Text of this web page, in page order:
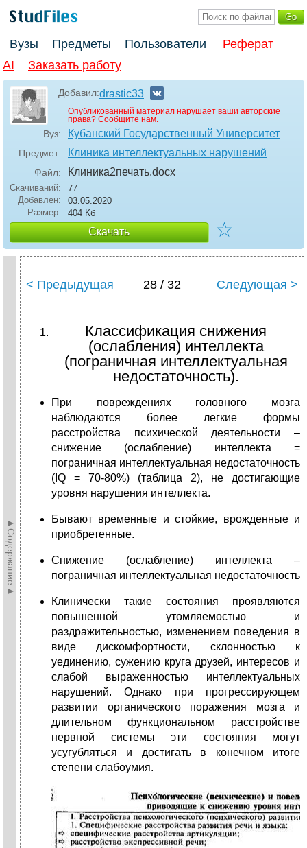
Вузы Предметы Пользователи
Реферат
AI
Заказать работу
Добавил:drastic33
Опубликованный материал нарушает ваши авторские
права? Сообщите нам.
Вуз: Кубанский Государственный Университет
Предмет: Клиника интеллектуальных нарушений
Файл: Клиника2печать.docx
Скачиваний:
77
Добавлен:
03.05.2020
Размер:
404 Кб
Скачать ☆
►Содержание►
< Предыдущая 28 / 32 Следующая >
Классификация снижения
(ослабления) интеллекта
(пограничная интеллектуальная
недостаточность).
При повреждениях головного мозга
наблюдаются более легкие формы
расстройства психической деятельности –
снижение (ослабление) интеллекта =
пограничная интеллектуальная недостаточность
(IQ = 70-80%) (таблица 2), не достигающие
уровня нарушения интеллекта.
Бывают временные и стойкие, врожденные и
приобретенные.
Снижение (ослабление) интеллекта –
пограничная интеллектуальная недостаточность
Клинически такие состояния проявляются
повышенной утомляемостью и
раздражительностью, изменением поведения в
виде дискомфортности, склонностью к
уединению, сужению круга друзей, интересов и
слабой выраженностью интеллектуальных
нарушений. Однако при прогрессирующем
развитии органического поражения мозга и
длительном функциональном расстройстве
нервной системы эти состояния могут
усугубляться и достигать в конечном итоге
степени слабоумия.